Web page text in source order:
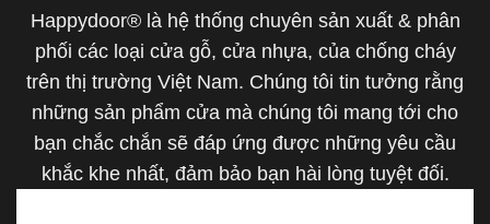
Happydoor® là hệ thống chuyên sản xuất & phân
phối các loại cửa gỗ, cửa nhựa, của chống cháy
trên thị trường Việt Nam. Chúng tôi tin tưởng rằng
những sản phẩm cửa mà chúng tôi mang tới cho
bạn chắc chắn sẽ đáp ứng được những yêu cầu
khắc khe nhất, đảm bảo bạn hài lòng tuyệt đối.